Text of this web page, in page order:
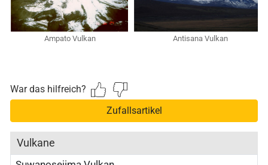
Ampato Vulkan Antisana Vulkan
War das hilfreich?
Zufallsartikel
Vulkane